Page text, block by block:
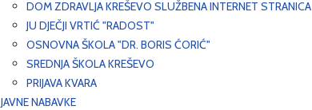
DOM ZDRAVLJA KREŠEVO SLUŽBENA INTERNET STRANICA
JU DJEČJI VRTIĆ "RADOST"
OSNOVNA ŠKOLA "DR. BORIS ĆORIĆ"
SREDNJA ŠKOLA KREŠEVO
PRIJAVA KVARA
JAVNE NABAVKE